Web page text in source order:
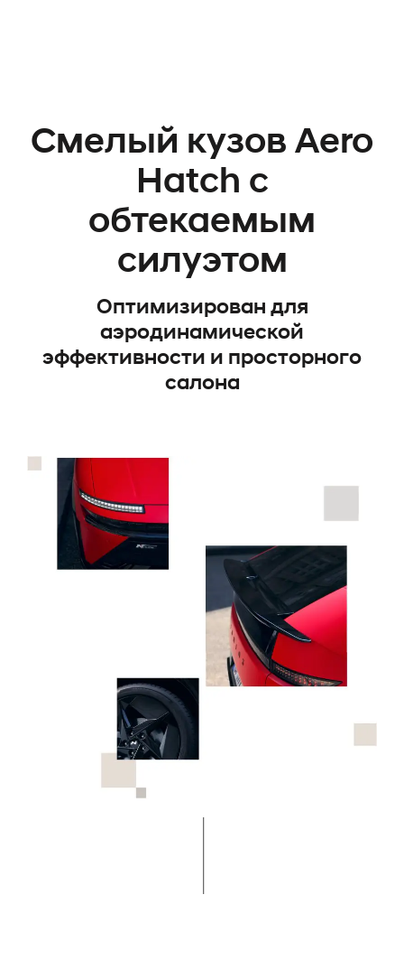
Смелый кузов Aero
Hatch с
обтекаемым
силуэтом
Оптимизирован для
аэродинамической
эффективности и просторного
салона